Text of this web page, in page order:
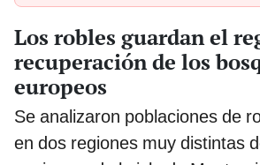
Los robles guardan el
recuperación de los
europeos
Se analizaron poblaciones de
en dos regiones muy distintas